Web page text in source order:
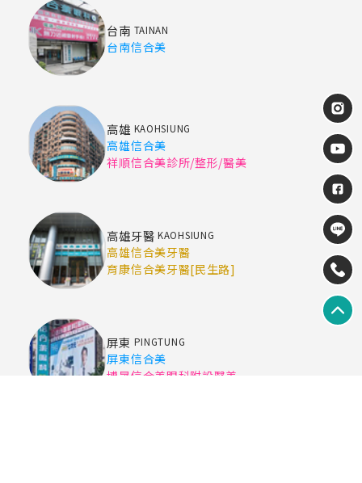
台南 TAINAN
台南信合美
高雄 KAOHSIUNG
高雄信合美
祥順信合美診所/整形/醫美
高雄牙醫 KAOHSIUNG
高雄信合美牙醫
育康信合美牙醫[民生路]
屏東 PINGTUNG
屏東信合美
博晟信合美眼科附設醫美